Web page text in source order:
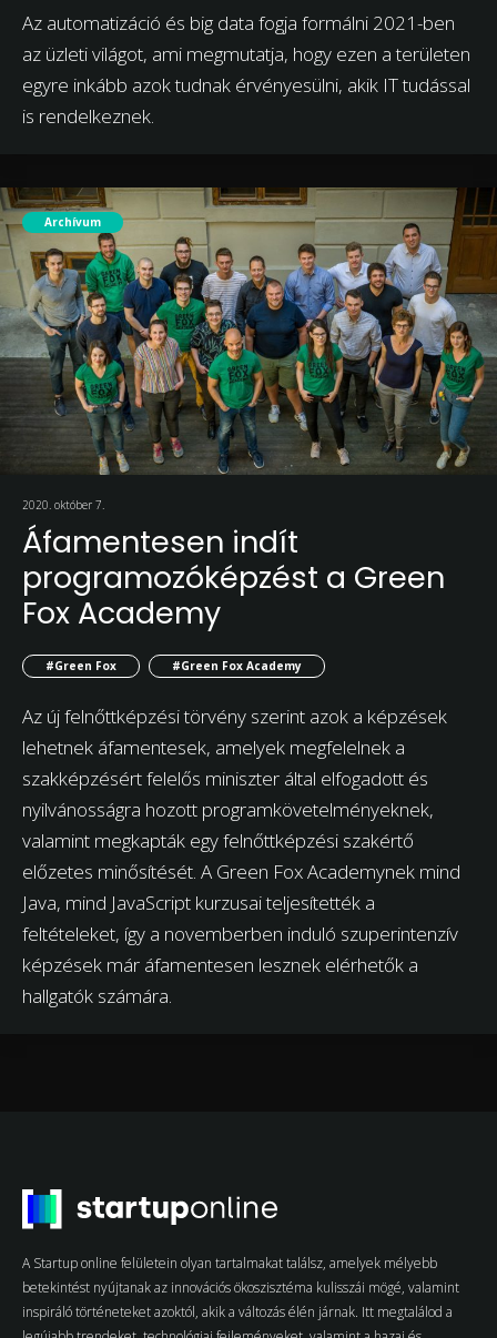
Az automatizáció és big data fogja formálni 2021-ben
az üzleti világot, ami megmutatja, hogy ezen a területen
egyre inkább azok tudnak érvényesülni, akik IT tudással
is rendelkeznek.
Archívum
2020. október 7.
Áfamentesen indít
programozóképzést a Green
Fox Academy
#Green Fox #Green Fox Academy
Az új felnőttképzési törvény szerint azok a képzések
lehetnek áfamentesek, amelyek megfelelnek a
szakképzésért felelős miniszter által elfogadott és
nyilvánosságra hozott programkövetelményeknek,
valamint megkapták egy felnőttképzési szakértő
előzetes minősítését. A Green Fox Academynek mind
Java, mind JavaScript kurzusai teljesítették a
feltételeket, így a novemberben induló szuperintenzív
képzések már áfamentesen lesznek elérhetők a
hallgatók számára.
A Startup online felületein olyan tartalmakat találsz, amelyek mélyebb
betekintést nyújtanak az innovációs ökoszisztéma kulisszái mögé, valamint
inspiráló történeteket azoktól, akik a változás élén járnak. Itt megtalálod a